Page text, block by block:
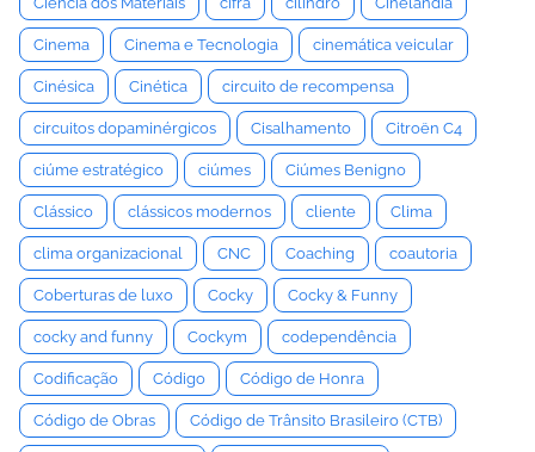
Cinema Cinema e Tecnologia cinemática veicular
Cinésica Cinética circuito de recompensa
circuitos dopaminérgicos Cisalhamento Citroën C4
ciúme estratégico ciúmes Ciúmes Benigno
Clássico clássicos modernos cliente Clima
clima organizacional CNC Coaching coautoria
Coberturas de luxo Cocky Cocky & Funny
cocky and funny Cockym codependência
Codificação Código Código de Honra
Código de Obras Código de Trânsito Brasileiro (CTB)